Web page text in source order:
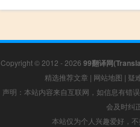
Copyright © 2012 - 2026 99翻译网
精选推荐文章 | 网站地图 | 疑
声明：本站内容来自互联网，如信息有错
会及时纠
本站仅为个人兴趣爱好，